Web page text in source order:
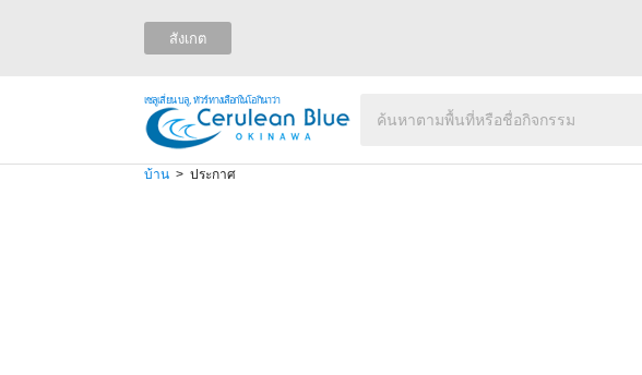
สังเกต
เซลูเลี่ยน บลู, ทัวร์ทางเลือกในโอกินาว่า
บ้าน ประกาศ